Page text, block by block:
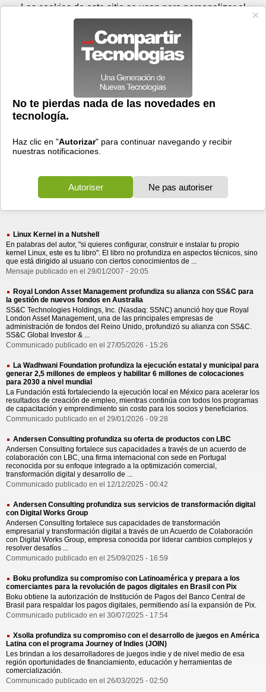
Prensa Videos
> profundiza
profundiza
83 resultados Ordenar por fecha-Ordenar por pertinencia
Linux Kernel in a Nutshell
En palabras del autor, "si quieres configurar, construir e instalar tu propio
kernel Linux, este es tu libro". El libro no profundiza en aspectos técnicos, sino
que está dirigido al usuario con ciertos conocimientos de ...
Mensaje publicado en el 29/01/2007 - 20:05
Royal London Asset Management profundiza su alianza con SS&C para
la gestión de nuevos fondos en Australia
SS&C Technologies Holdings, Inc. (Nasdaq: SSNC) anunció hoy que Royal
London Asset Management, una de las principales empresas de
administración de fondos del Reino Unido, profundizó su alianza con SS&C.
SS&C Global Investor & ...
Communicado publicado en el 27/05/2026 - 15:26
La Wadhwani Foundation profundiza la ejecución estatal y municipal para
generar 2,5 millones de empleos y habilitar 6 millones de colocaciones
para 2030 a nivel mundial
La Fundación está fortaleciendo la ejecución local en México para acelerar los
resultados de creación de empleo, mientras continúa con todos los programas
de capacitación y emprendimiento sin costo para los socios y beneficiarios.
Communicado publicado en el 29/01/2026 - 09:28
Andersen Consulting profundiza su oferta de productos con LBC
Andersen Consulting fortalece sus capacidades a través de un acuerdo de
colaboración con LBC, una firma internacional con sede en Portugal
reconocida por su enfoque integrado a la optimización comercial,
transformación digital y desarrollo de ...
Communicado publicado en el 12/12/2025 - 00:42
Andersen Consulting profundiza sus servicios de transformación digital
con Digital Works Group
Andersen Consulting fortalece sus capacidades de transformación
empresarial y transformación digital a través de un Acuerdo de Colaboración
con Digital Works Group, empresa conocida por liderar cambios complejos y
resolver desafíos ...
Communicado publicado en el 25/09/2025 - 16:59
Boku profundiza su compromiso con Latinoamérica y prepara a los
comerciantes para la revolución de pagos digitales en Brasil con Pix
Boku obtiene la autorización de Institución de Pagos del Banco Central de
Brasil para respaldar los pagos digitales, permitiendo así la expansión de Pix.
Communicado publicado en el 30/07/2025 - 17:54
Xsolla profundiza su compromiso con el desarrollo de juegos en América
Latina con el programa Journey of Indies (JOIN)
Les brindan a los desarrolladores de juegos indie y de nivel medio de esa
región oportunidades de financiamiento, educación y herramientas de
comercialización.
Communicado publicado en el 26/03/2025 - 02:50
Sábado 08 de agosto - 16:13 Registrar Conectar
Las cookies de este sitio se usan para personalizar el
contenido y los anuncios, para ofrecer funciones de medios
sociales y para analizar el tráfico. Además, compartimos
información sobre el uso que haga del sitio web con nuestros
partners de medios sociales, de publicidad y de análisis
web.
OK